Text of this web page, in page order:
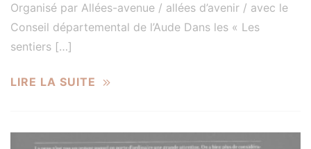
Organisé par Allées-avenue / allées d’avenir / avec le
Conseil départemental de l’Aude Dans les « Les
sentiers […]
LIRE LA SUITE